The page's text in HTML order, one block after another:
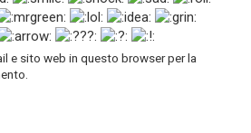
e sito web in questo browser per la